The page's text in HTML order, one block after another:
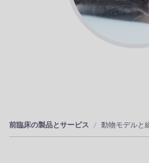
前臨床の製品とサービス 動物モデルと